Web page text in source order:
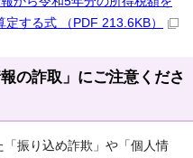
する式 （PDF 213.6KB）
の詐取」にご注意くださ
振り込め詐欺」や「個人情